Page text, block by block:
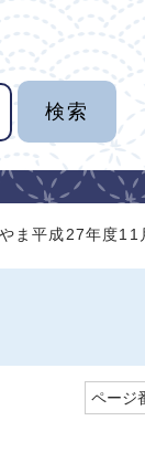
ま平成27年度11
ペー